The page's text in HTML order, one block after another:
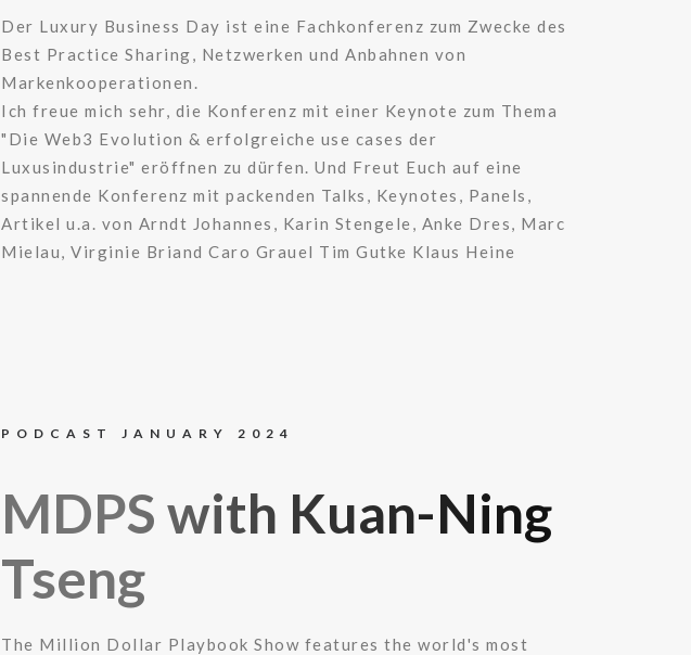
Der Luxury Business Day ist eine Fachkonferenz zum Zwecke des
Best Practice Sharing, Netzwerken und Anbahnen von
Markenkooperationen.
Ich freue mich sehr, die Konferenz mit einer Keynote zum Thema
"Die Web3 Evolution & erfolgreiche use cases der
Luxusindustrie" eröffnen zu dürfen. Und Freut Euch auf eine
spannende Konferenz mit packenden Talks, Keynotes, Panels,
Artikel u.a. von Arndt Johannes, Karin Stengele, Anke Dres, Marc
Mielau, Virginie Briand Caro Grauel Tim Gutke Klaus Heine
PODCAST JANUARY 2024
MDPS with Kuan-Ning
Tseng
The Million Dollar Playbook Show features the world's most